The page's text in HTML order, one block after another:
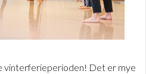
vinterferieperioden! Det er mye